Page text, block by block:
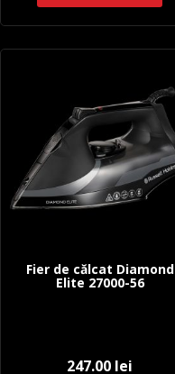
Fier de călcat Diamond
Elite 27000-56
247.00 lei